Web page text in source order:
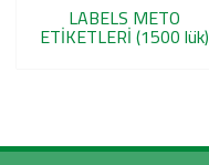
LABELS METO
ETİKETLERİ (1500 lük)